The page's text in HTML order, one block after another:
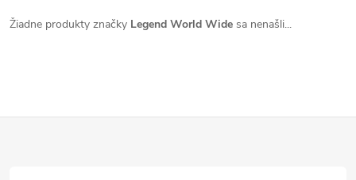
Žiadne produkty značky Legend World Wide sa nenašli...